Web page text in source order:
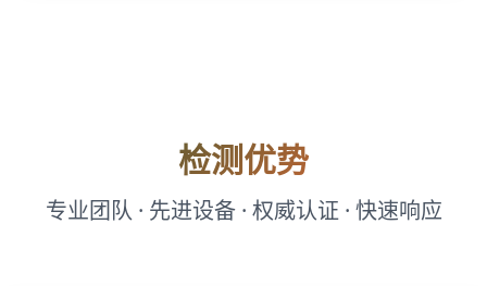
检测优势
专业团队 · 先进设备 · 权威认证 · 快速响应